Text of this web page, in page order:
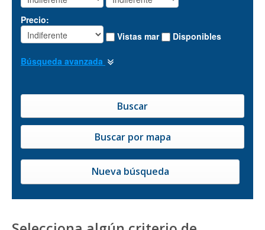
Precio:
Vistas mar
Disponibles
Búsqueda avanzada
Nueva búsqueda